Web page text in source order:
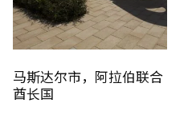
马斯达尔市，阿拉伯联合
酋长国